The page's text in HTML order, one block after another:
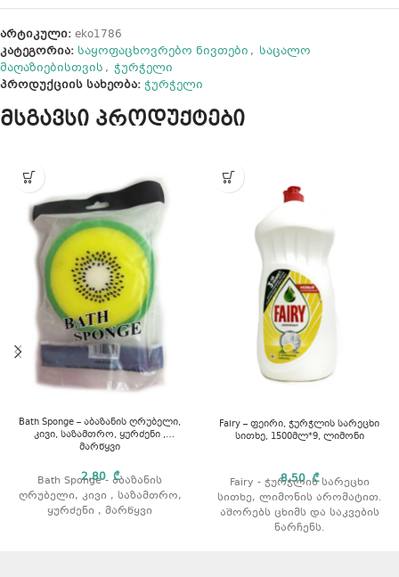
არტიკული: eko1786
კატეგორია: საყოფაცხოვრებო ნივთები , საცალო
მაღაზიებისთვის , ჭურჭელი
პროდუქციის სახეობა: ჭურჭელი
მსგავსი პროდუქტები
Bath Sponge – აბაზანის ღრუბელი,
კივი, საზამთრო, ყურძენი ,
მარწყვი
2,80₾
Bath Sponge - აბაზანის
ღრუბელი, კივი , საზამთრო,
ყურძენი , მარწყვი
Fairy – ფეირი, ჭურჭლის სარეცხი
სითხე, 1500მლ*9, ლიმონი
8,50₾
Fairy - ჭურჭლის სარეცხი
სითხე, ლიმონის არომატით.
აშორებს ცხიმს და საკვების
ნარჩენს.